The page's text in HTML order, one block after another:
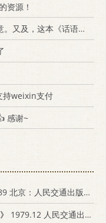
资源！
，这本《话语的真相》...
持weixin支付
感谢~
京：人民交通出版社 7114002076
1979.12 人民交通出版社出版